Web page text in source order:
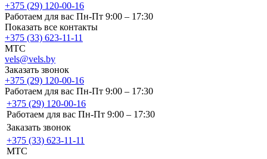
+375 (29) 120-00-16
Работаем для вас Пн-Пт 9:00 – 17:30
Показать все контакты
+375 (33) 623-11-11
MTC
vels@vels.by
Заказать звонок
+375 (29) 120-00-16
Работаем для вас Пн-Пт 9:00 – 17:30
+375 (29) 120-00-16
Работаем для вас Пн-Пт 9:00 – 17:30
Заказать звонок
+375 (33) 623-11-11
MTC